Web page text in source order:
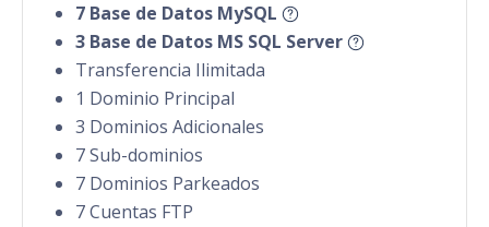
7 Base de Datos MySQL
3 Base de Datos MS SQL Server
Transferencia Ilimitada
1 Dominio Principal
3 Dominios Adicionales
7 Sub-dominios
7 Dominios Parkeados
7 Cuentas FTP